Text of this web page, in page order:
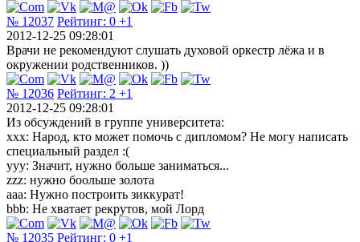
№ 12037 Рейтинг: 0 +1
2012-12-25 09:28:01
Врачи не рекомендуют слушать духовой оркестр лёжа и в
окружении родственников. ))
№ 12036 Рейтинг: 2 +1
2012-12-25 09:28:01
Из обсуждений в группе университета:
xxx: Народ, кто может помочь с дипломом? Не могу написать
специальный раздел :(
yyy: Значит, нужно больше заниматься...
zzz: нужно боольше золота
aaa: Нужно построить зиккурат!
bbb: Не хватает рекрутов, мой Лорд
№ 12035 Рейтинг: 0 +1